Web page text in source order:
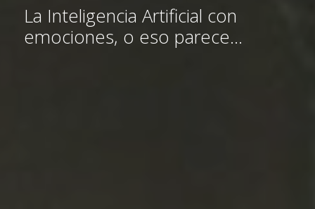
La Inteligencia Artificial con
emociones, o eso parece…